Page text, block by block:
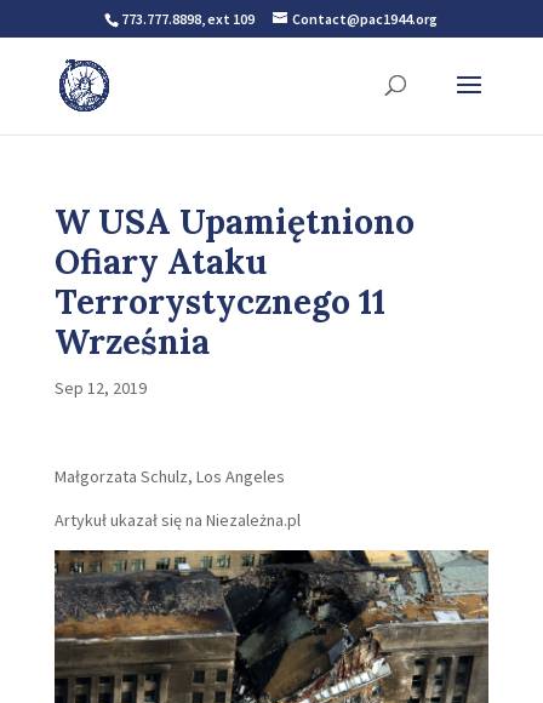
773.777.8898, ext 109 Contact@pac1944.org
W USA Upamiętniono
Ofiary Ataku
Terrorystycznego 11
Września
Sep 12, 2019
Małgorzata Schulz, Los Angeles
Artykuł ukazał się na Niezależna.pl